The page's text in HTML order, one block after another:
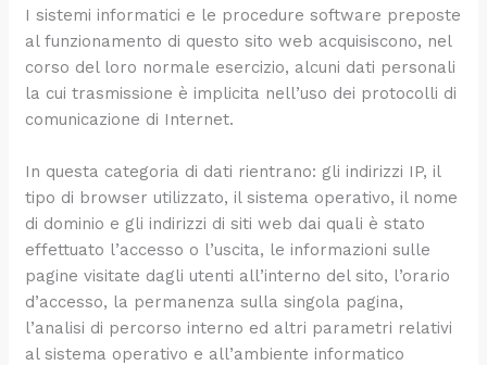
I sistemi informatici e le procedure software preposte
al funzionamento di questo sito web acquisiscono, nel
corso del loro normale esercizio, alcuni dati personali
la cui trasmissione è implicita nell’uso dei protocolli di
comunicazione di Internet.
In questa categoria di dati rientrano: gli indirizzi IP, il
tipo di browser utilizzato, il sistema operativo, il nome
di dominio e gli indirizzi di siti web dai quali è stato
effettuato l’accesso o l’uscita, le informazioni sulle
pagine visitate dagli utenti all’interno del sito, l’orario
d’accesso, la permanenza sulla singola pagina,
l’analisi di percorso interno ed altri parametri relativi
al sistema operativo e all’ambiente informatico